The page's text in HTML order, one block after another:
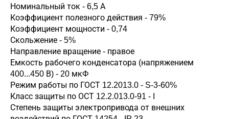
Номинальный ток - 6,5 А
Коэффициент полезного действия - 79%
Коэффициент мощности - 0,74
Скольжение - 5%
Направление вращение - правое
Емкость рабочего конденсатора (напряжением
400...450 В) - 20 мкФ
Режим работы по ГОСТ 12.2013.0 - S-3-60%
Класс защиты по ОСТ 12.2.013.0-91 - I
Степень защиты электропривода от внешних